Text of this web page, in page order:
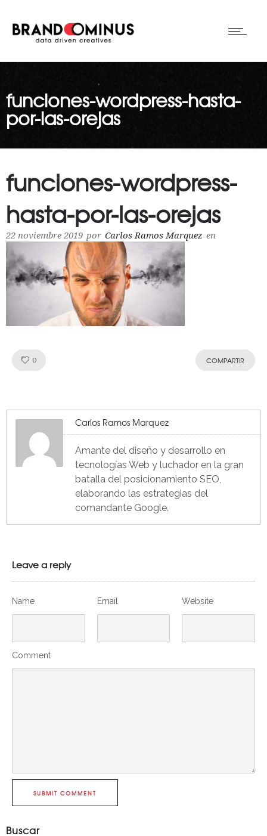
funciones-wordpress-hasta-
por-las-orejas
funciones-wordpress-
hasta-por-las-orejas
22 noviembre 2019 por Carlos Ramos Marquez en
0 COMPARTIR
Carlos Ramos Marquez
Amante del diseño y desarrollo en
tecnologías Web y luchador en la gran
batalla del posicionamiento SEO,
elaborando las estrategias del
comandante Google.
Leave a reply
Name Email Website
Comment
SUBMIT COMMENT
Buscar